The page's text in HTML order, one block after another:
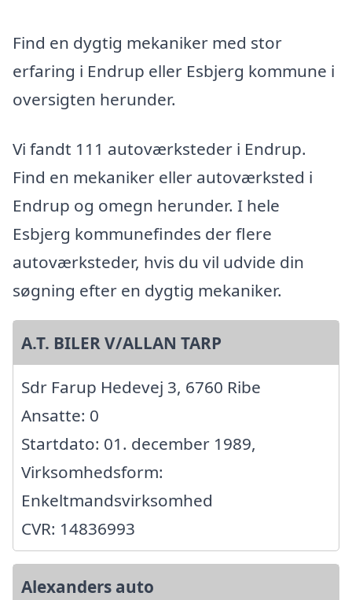
Find en dygtig mekaniker med stor
erfaring i Endrup eller Esbjerg kommune i
oversigten herunder.
Vi fandt 111 autoværksteder i Endrup.
Find en mekaniker eller autoværksted i
Endrup og omegn herunder. I hele
Esbjerg kommunefindes der flere
autoværksteder, hvis du vil udvide din
søgning efter en dygtig mekaniker.
A.T. BILER V/ALLAN TARP
Sdr Farup Hedevej 3, 6760 Ribe
Ansatte: 0
Startdato: 01. december 1989,
Virksomhedsform:
Enkeltmandsvirksomhed
CVR: 14836993
Alexanders auto